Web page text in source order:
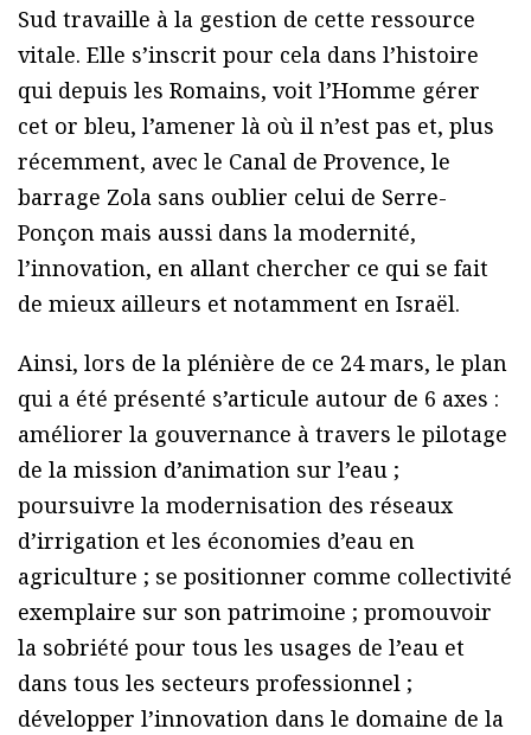
Sud travaille à la gestion de cette ressource
vitale. Elle s’inscrit pour cela dans l’histoire
qui depuis les Romains, voit l’Homme gérer
cet or bleu, l’amener là où il n’est pas et, plus
récemment, avec le Canal de Provence, le
barrage Zola sans oublier celui de Serre-
Ponçon mais aussi dans la modernité,
l’innovation, en allant chercher ce qui se fait
de mieux ailleurs et notamment en Israël.
Ainsi, lors de la plénière de ce 24 mars, le plan
qui a été présenté s’articule autour de 6 axes :
améliorer la gouvernance à travers le pilotage
de la mission d’animation sur l’eau ;
poursuivre la modernisation des réseaux
d’irrigation et les économies d’eau en
agriculture ; se positionner comme collectivité
exemplaire sur son patrimoine ; promouvoir
la sobriété pour tous les usages de l’eau et
dans tous les secteurs professionnel ;
développer l’innovation dans le domaine de la